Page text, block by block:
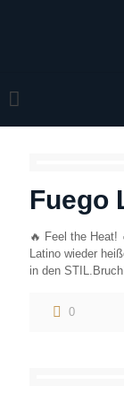
Fuego
🔥 Feel the Heat!
Latino wieder
in den
0